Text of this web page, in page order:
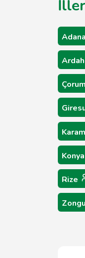
Adana
Çorum
Konya
Rize